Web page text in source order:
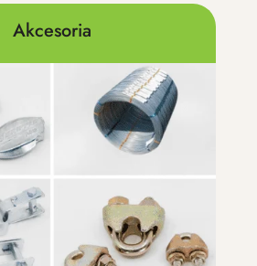
Akcesoria